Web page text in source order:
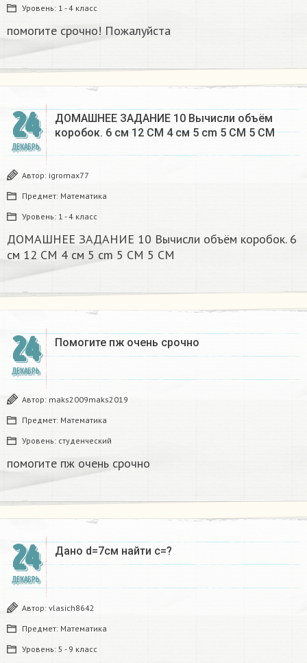
Уровень: 1 - 4 класс
помогите срочно! Пожалуйста
24
ДЕКАБРЬ
ДОМАШНЕЕ ЗАДАНИЕ 10 Вычисли объём
коробок. 6 см 12 CM 4 см 5 cm 5 CM 5 CM​
Автор: igromax77
Предмет: Математика
Уровень: 1 - 4 класс
ДОМАШНЕЕ ЗАДАНИЕ 10 Вычисли объём коробок. 6
см 12 CM 4 см 5 cm 5 CM 5 CM​
24
ДЕКАБРЬ
Помогите пж очень срочно​
Автор: maks2009maks2019
Предмет: Математика
Уровень: студенческий
помогите пж очень срочно​
24
ДЕКАБРЬ
Дано d=7см найти с=?​
Автор: vlasich8642
Предмет: Математика
Уровень: 5 - 9 класс